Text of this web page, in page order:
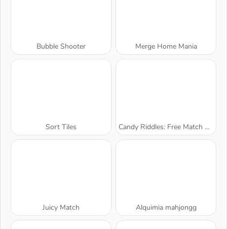
Bubble Shooter Merge Home Mania
Sort Tiles Candy Riddles: Free Match 3 Puzzle
Juicy Match Alquimia mahjongg